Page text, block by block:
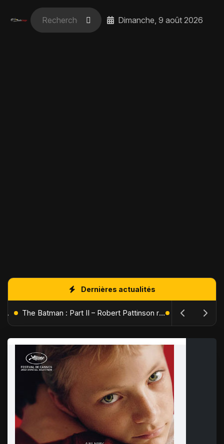
Dimanche, 9 août 2026
Dernières actualités
L'Âge de Glace : Le Réveil du Volcan – Manny, Sid et Diego de retour pour une aventure explosive The Batman : Part II – Robert Pattinson replonge dans les ténèbres de Gotham dès octobre 2027